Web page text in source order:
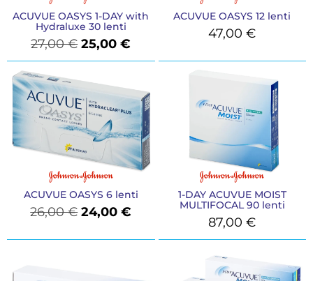
ACUVUE OASYS 1-DAY with
Hydraluxe 30 lenti
27,00€ 25,00€
ACUVUE OASYS 12 lenti
47,00€
ACUVUE OASYS 6 lenti
26,00€ 24,00€
1-DAY ACUVUE MOIST
MULTIFOCAL 90 lenti
87,00€